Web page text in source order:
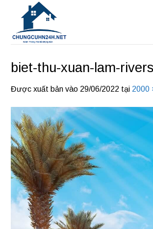
dung
biet-thu-xuan-lam-
Được xuất bản vào 29/06/2022 tại 2000